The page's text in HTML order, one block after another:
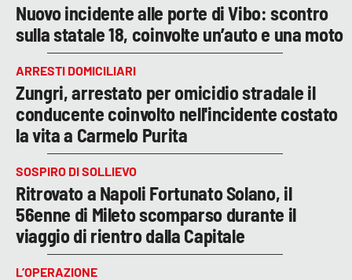
Nuovo incidente alle porte di Vibo: scontro
sulla statale 18, coinvolte un’auto e una moto
ARRESTI DOMICILIARI
Zungri, arrestato per omicidio stradale il
conducente coinvolto nell'incidente costato
la vita a Carmelo Purita
SOSPIRO DI SOLLIEVO
Ritrovato a Napoli Fortunato Solano, il
56enne di Mileto scomparso durante il
viaggio di rientro dalla Capitale
L’OPERAZIONE